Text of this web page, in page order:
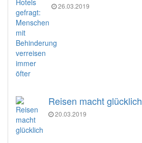
26.03.2019
Reisen macht glücklich
20.03.2019